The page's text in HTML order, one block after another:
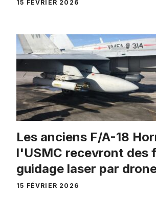
15 FÉVRIER 2026
Les anciens F/A-18
l'USMC recevront des
guidage laser par
15 FÉVRIER 2026